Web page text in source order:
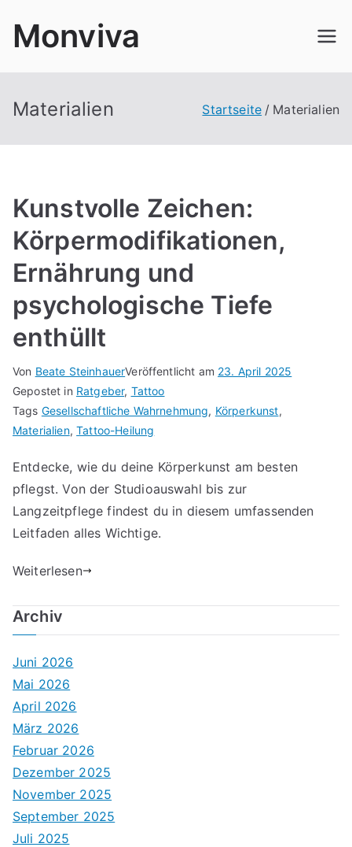
InhaltMonviva
Materialien Startseite Materialien
Kunstvolle Zeichen:
Körpermodifikationen,
Ernährung und
psychologische Tiefe
enthüllt
Von Beate SteinhauerVeröffentlicht am 23. April 2025
Gepostet in Ratgeber, Tattoo
Tags Gesellschaftliche Wahrnehmung, Körperkunst,
Materialien,Tattoo-Heilung
Entdecke, wie du deine Körperkunst am besten
pflegst. Von der Studioauswahl bis zur
Langzeitpflege findest du in diesem umfassenden
Leitfaden alles Wichtige.
Weiterlesen
Archiv
Juni 2026
Mai 2026
April 2026
März 2026
Februar 2026
Dezember 2025
November 2025
September 2025
Juli 2025